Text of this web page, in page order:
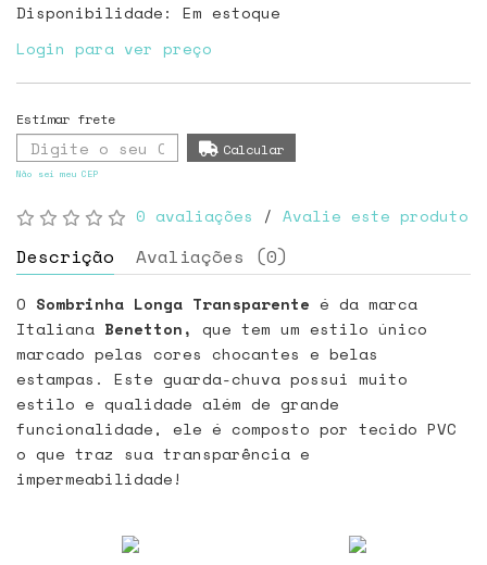
Disponibilidade: Em estoque
Login para ver preço
Não sei meu CEP
0 avaliações / Avalie este produto
Descrição Avaliações (0)
O Sombrinha Longa Transparente é da marca
Italiana Benetton, que tem um estilo único
marcado pelas cores chocantes e belas
estampas. Este guarda-chuva possui muito
estilo e qualidade além de grande
funcionalidade, ele é composto por tecido PVC
o que traz sua transparência e
impermeabilidade!